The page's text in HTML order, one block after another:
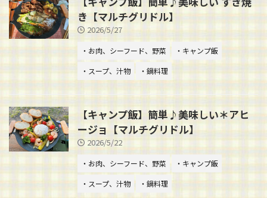
き【マルチグリドル】
2026/5/27
・お肉、シーフード、野菜
・キャンプ飯
・スープ、汁物
・鍋料理
【キャンプ飯】簡単♪美味しい＊アヒ
ージョ【マルチグリドル】
2026/5/22
・お肉、シーフード、野菜
・キャンプ飯
・スープ、汁物
・鍋料理